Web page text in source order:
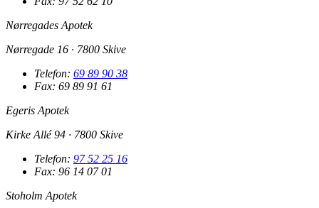
Nørregades Apotek
Nørregade 16 · 7800 Skive
Telefon: 69 89 90 38
Fax: 69 89 91 61
Egeris Apotek
Kirke Allé 94 · 7800 Skive
Telefon: 97 52 25 16
Fax: 96 14 07 01
Stoholm Apotek